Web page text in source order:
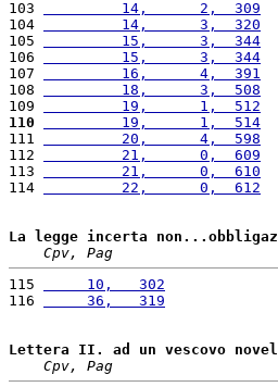
103
         14,      2,  309
104
         14,      3,  320
105
         15,      3,  344
106
         15,      3,  344
107
         16,      4,  391
108
         18,      3,  508
109
         19,      1,  512
110
         19,      1,  514
111
         20,      4,  598
112
         21,      0,  609
113
         21,      0,  610
114
         22,      0,  612
La legge incerta
Cpv, Pag
115
     10,   302
116
     36,   319
Lettera II. ad un vescovo
Cpv, Pag